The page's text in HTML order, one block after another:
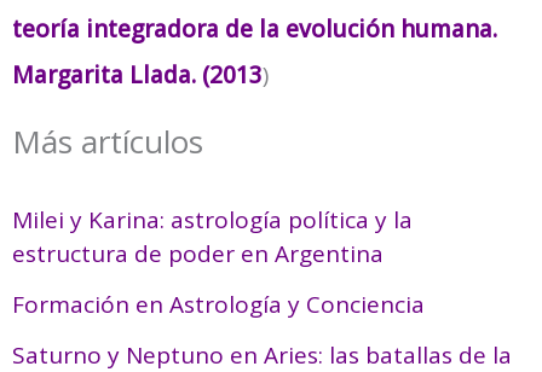
teoría integradora de la evolución humana.
Margarita Llada. (2013)
Más artículos
Milei y Karina: astrología política y la
estructura de poder en Argentina
Formación en Astrología y Conciencia
Saturno y Neptuno en Aries: las batallas de la